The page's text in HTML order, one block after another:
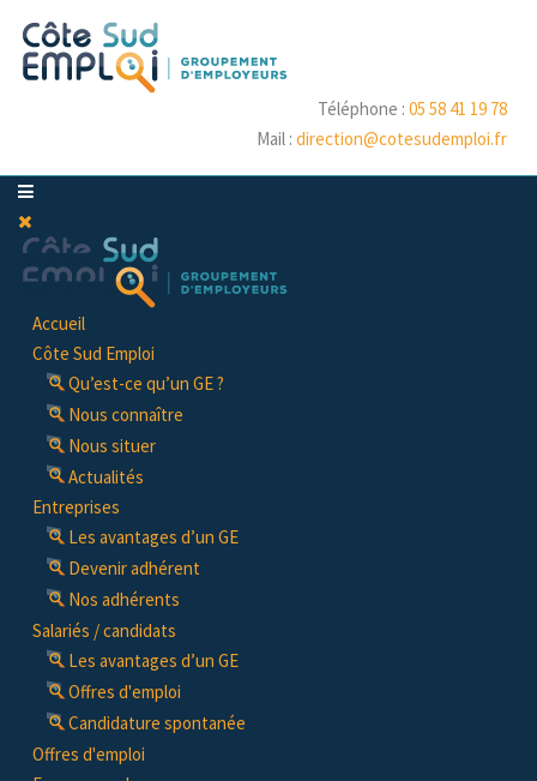
Téléphone : 05 58 41 19 78
Mail : direction@cotesudemploi.fr
Accueil
Côte Sud Emploi
Qu’est-ce qu’un GE ?
Nous connaître
Nous situer
Actualités
Entreprises
Les avantages d’un GE
Devenir adhérent
Nos adhérents
Salariés / candidats
Les avantages d’un GE
Offres d'emploi
Candidature spontanée
Offres d'emploi